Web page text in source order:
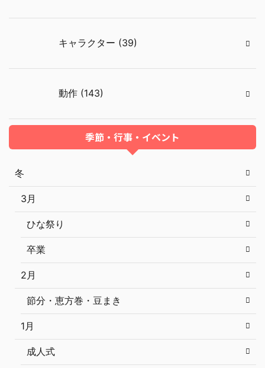
キャラクター (39)
動作 (143)
季節・行事・イベント
冬
3月
ひな祭り
卒業
2月
節分・恵方巻・豆まき
1月
成人式